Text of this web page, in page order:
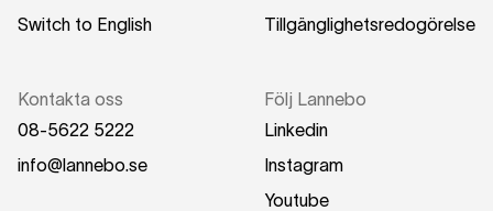
Switch to English
Tillgänglighetsredogörelse
Kontakta oss
08-5622 5222
info@lannebo.se
Följ Lannebo
Linkedin
Instagram
Youtube